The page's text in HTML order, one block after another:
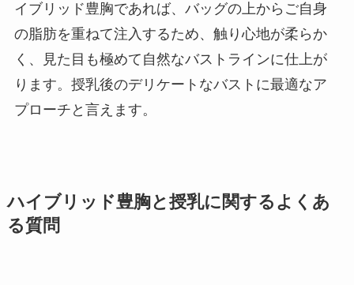
イブリッド豊胸であれば、バッグの上からご自身
の脂肪を重ねて注入するため、触り心地が柔らか
く、見た目も極めて自然なバストラインに仕上が
ります。授乳後のデリケートなバストに最適なア
プローチと言えます。
ハイブリッド豊胸と授乳に関するよくあ
る質問